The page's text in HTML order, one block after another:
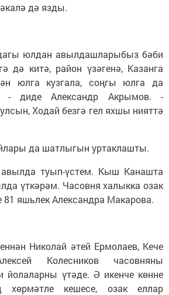
дә язды.
юлдан авылдашларыбыз бәби
дә китә, район үзәгенә, Казанга
юлга кузгала, соңгы юлга да
- диде Александр Акрымов. -
Ходай безгә гел яхшы нияттә
да шатлыгын уртаклашты.
туып-үстем. Кыш Канаш­та
үткәрәм. Часовня халыкка озак
81 яшьлек Александра Макарова.
Николай әтей Ермолаев, Кече
Колесников часовняны
йолаларны үтәде. Ә икенче көнне
хөрмәтле кешесе, озак еллар